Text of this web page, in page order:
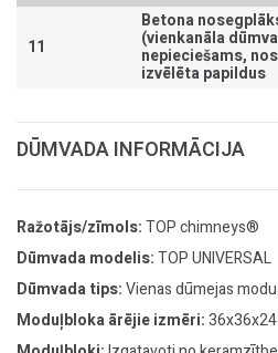
11
Betona
(vienkanāla
nepieciešams,
izvēlēta papildus
DŪMVADA INFORMĀCIJA
Ražotājs/zīmols:TOP chimneys®
Dūmvada modelis:TOP UNIVERSAL
Dūmvada tips:Vienas dūmejas
Moduļbloka ārējie izmēri: